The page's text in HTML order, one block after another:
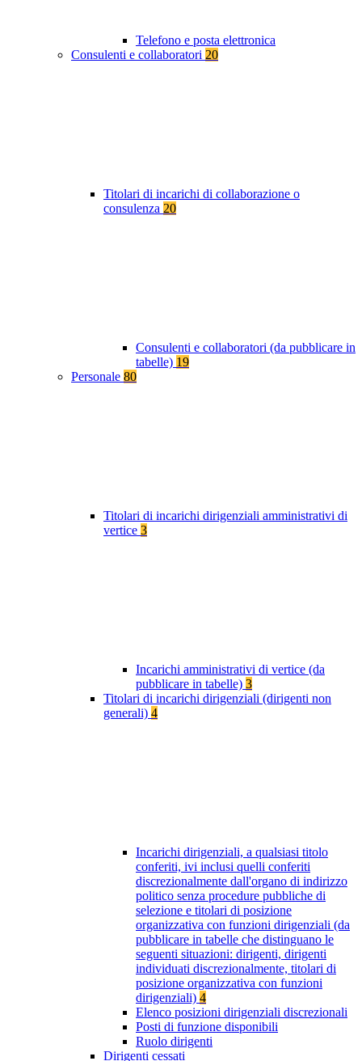
Telefono e posta elettronica
Consulenti e collaboratori 20
Titolari di incarichi di collaborazione o
consulenza 20
Consulenti e collaboratori (da pubblicare in
tabelle) 19
Personale 80
Titolari di incarichi dirigenziali amministrativi di
vertice 3
Incarichi amministrativi di vertice (da
pubblicare in tabelle) 3
Titolari di incarichi dirigenziali (dirigenti non
generali) 4
Incarichi dirigenziali, a qualsiasi titolo
conferiti, ivi inclusi quelli conferiti
discrezionalmente dall'organo di indirizzo
politico senza procedure pubbliche di
selezione e titolari di posizione
organizzativa con funzioni dirigenziali (da
pubblicare in tabelle che distinguano le
seguenti situazioni: dirigenti, dirigenti
individuati discrezionalmente, titolari di
posizione organizzativa con funzioni
dirigenziali) 4
Elenco posizioni dirigenziali discrezionali
Posti di funzione disponibili
Ruolo dirigenti
Dirigenti cessati